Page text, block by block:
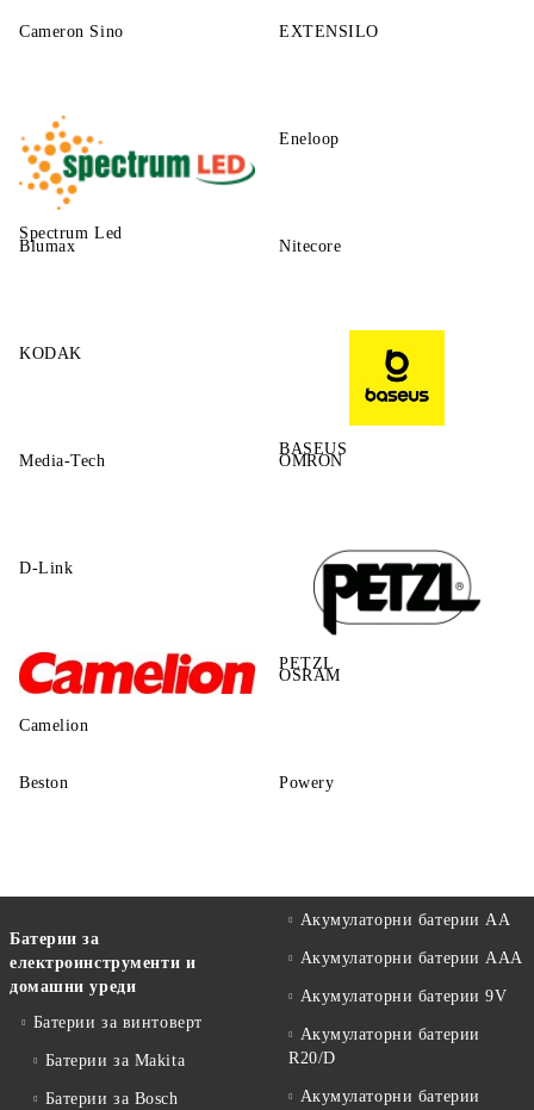
Cameron Sino EXTENSILO
Spectrum Led
Eneloop
Blumax Nitecore
KODAK
BASEUS
Media-Tech OMRON
D-Link
PETZL
Camelion
OSRAM
Beston Powery
Батерии за
електроинструменти и
домашни уреди
Батерии за винтоверт
Батерии за Makita
Батерии за Bosch
Акумулаторни батерии АА
Акумулаторни батерии AAA
Акумулаторни батерии 9V
Акумулаторни батерии
R20/D
Акумулаторни батерии